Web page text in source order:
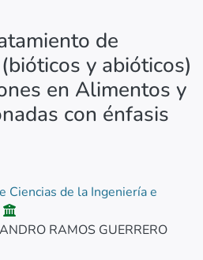
de
y abióticos)
en Alimentos y
con énfasis
Ciencias de la Ingeniería e
RAMOS GUERRERO